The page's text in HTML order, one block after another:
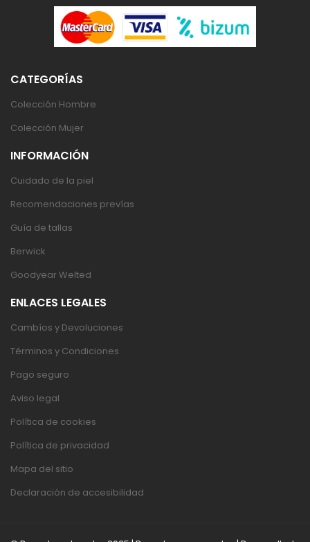
CATEGORÍAS
Colección Hombre
Colección Mujer
INFORMACIÓN
Cuidado de la piel
Recomendaciones prevías
Guía de tallas
Berwick
Goodyear Welted
ENLACES LEGALES
Cambíos y Devoluciones
Términos y Condiciones
Pago seguro
Aviso legal
Política de cookies
Política de privacidad
Mapa del sitio
Declaración de accesibilidad